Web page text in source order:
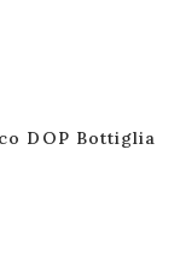
DOP Bottiglia